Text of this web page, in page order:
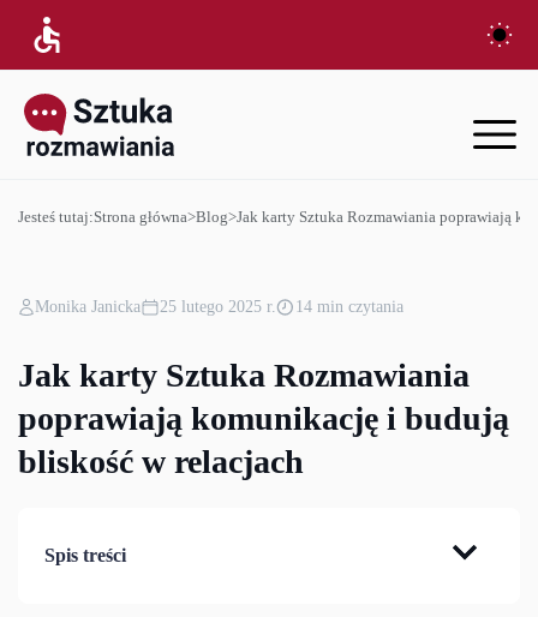
Jesteś tutaj:Strona główna>Blog>Jak karty Sztuka Rozmawiania poprawiają
Monika Janicka 25 lutego 2025 r. 14 min czytania
Jak karty Sztuka Rozmawiania
poprawiają komunikację i budują
bliskość w relacjach
Spis treści